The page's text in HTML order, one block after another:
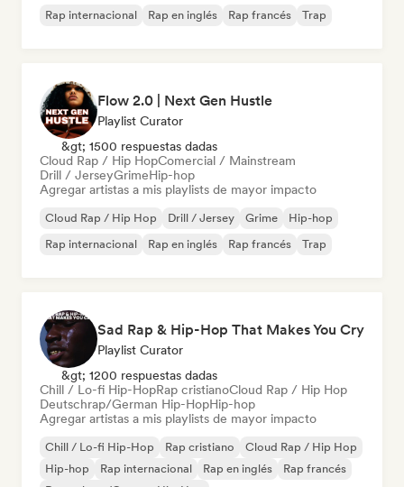
Rap internacional
Rap en inglés Rap francés Trap
Flow 2.0 | Next Gen Hustle
Playlist Curator
&gt; 1500 respuestas dadas
Cloud Rap / Hip HopComercial / Mainstream
Drill / JerseyGrimeHip-hop
Agregar artistas a mis playlists de mayor impacto
Cloud Rap / Hip Hop Drill / Jersey Grime
Hip-hop
Rap internacional
Rap en inglés Rap francés Trap
Sad Rap & Hip-Hop That Makes You Cry
Playlist Curator
&gt; 1200 respuestas dadas
Chill / Lo-fi Hip-HopRap cristianoCloud Rap / Hip Hop
Deutschrap/German Hip-HopHip-hop
Agregar artistas a mis playlists de mayor impacto
Chill / Lo-fi Hip-Hop Rap cristiano
Cloud Rap / Hip Hop
Hip-hop
Rap internacional Rap en inglés
Rap francés